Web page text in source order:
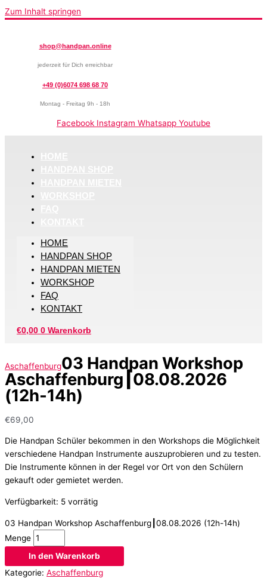
Zum Inhalt springen
shop@handpan.online
jederzeit für Dich erreichbar
+49 (0)6074 698 68 70
Montag - Freitag 9h - 18h
Facebook Instagram Whatsapp Youtube
HOME
HANDPAN SHOP
HANDPAN MIETEN
WORKSHOP
FAQ
KONTAKT
€0,00 0 Warenkorb
Aschaffenburg03 Handpan Workshop
Aschaffenburg┃08.08.2026
(12h-14h)
€69,00
Die Handpan Schüler bekommen in den Workshops die Möglichkeit
verschiedene Handpan Instrumente auszuprobieren und zu testen.
Die Instrumente können in der Regel vor Ort von den Schülern
gekauft oder gemietet werden.
Verfügbarkeit: 5 vorrätig
03 Handpan Workshop Aschaffenburg┃08.08.2026 (12h-14h)
Menge
In den Warenkorb
Kategorie: Aschaffenburg